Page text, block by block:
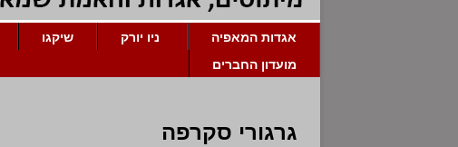
אגדות המאפיה ניו יורק שיקגו
מועדון החברים
גרגורי סקרפה